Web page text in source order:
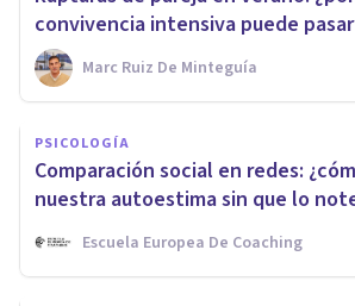
convivencia intensiva puede
Marc Ruiz De Minteguía
PSICOLOGÍA
Comparación social en redes:
nuestra autoestima sin que lo
Escuela Europea De Coaching